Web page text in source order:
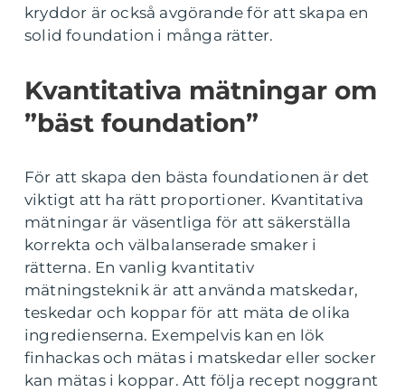
kryddor är också avgörande för att skapa en
solid foundation i många rätter.
Kvantitativa mätningar om
”bäst foundation”
För att skapa den bästa foundationen är det
viktigt att ha rätt proportioner. Kvantitativa
mätningar är väsentliga för att säkerställa
korrekta och välbalanserade smaker i
rätterna. En vanlig kvantitativ
mätningsteknik är att använda matskedar,
teskedar och koppar för att mäta de olika
ingredienserna. Exempelvis kan en lök
finhackas och mätas i matskedar eller socker
kan mätas i koppar. Att följa recept noggrant